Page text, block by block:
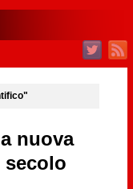
nuova
secolo